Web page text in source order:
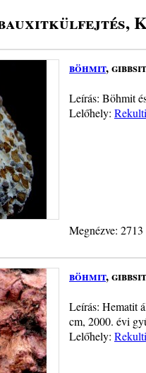
böhmit, gibbsit
Leírás: Böhmit
Lelőhely:
Megnézve:
böhmit,
Leírás: Hematit
cm, 2000. évi
Lelőhely: